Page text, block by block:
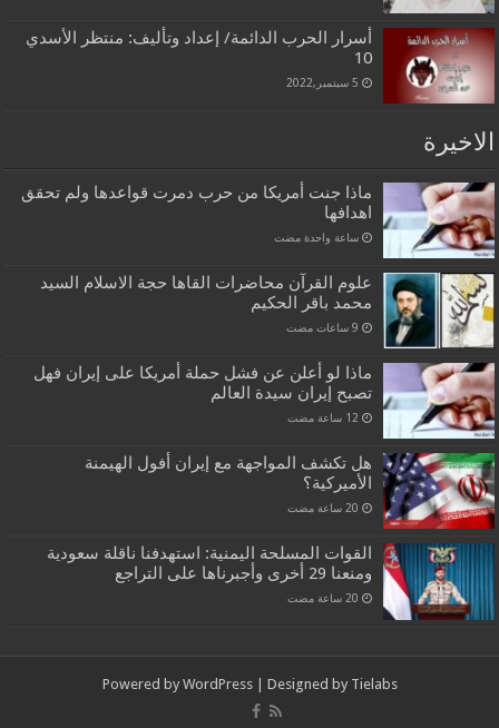
أسرار الحرب الدائمة/ إعداد وتأليف: منتظر الأسدي
10
5 سبتمبر,2022
الاخيرة
ماذا جنت أمريكا من حرب دمرت قواعدها ولم تحقق
اهدافها
‏ساعة واحدة مضت
علوم القرآن محاضرات القاها حجة الاسلام السيد
محمد باقر الحكيم
ماذا لو أعلن عن فشل حملة أمريكا على إيران فهل
تصبح إيران سيدة العالم
هل تكشف المواجهة مع إيران أفول الهيمنة
الأميركية؟
القوات المسلحة اليمنية: استهدفنا ناقلة سعودية
ومنعنا 29 أخرى وأجبرناها على التراجع
Powered by WordPress| Designed by Tielabs